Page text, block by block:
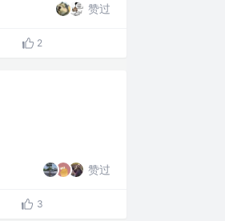
赞过
2
赞过
3